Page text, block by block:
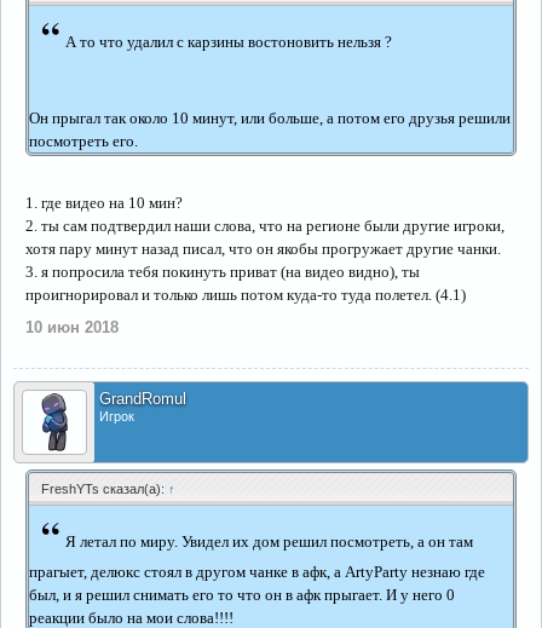
“ А то что удалил с карзины востоновить нельзя ?
Он прыгал так около 10 минут, или больше, а потом его друзья решили
посмотреть его.
1. где видео на 10 мин?
2. ты сам подтвердил наши слова, что на регионе были другие игроки,
хотя пару минут назад писал, что он якобы прогружает другие чанки.
3. я попросила тебя покинуть приват (на видео видно), ты
проигнорировал и только лишь потом куда-то туда полетел. (4.1)
10 июн 2018
GrandRomul
Игрок
FreshYTs сказал(а): ↑
“ Я летал по миру. Увидел их дом решил посмотреть, а он там
прагыет, делюкс стоял в другом чанке в афк, а ArtyParty незнаю где
был, и я решил снимать его то что он в афк прыгает. И у него 0
реакции было на мои слова!!!!